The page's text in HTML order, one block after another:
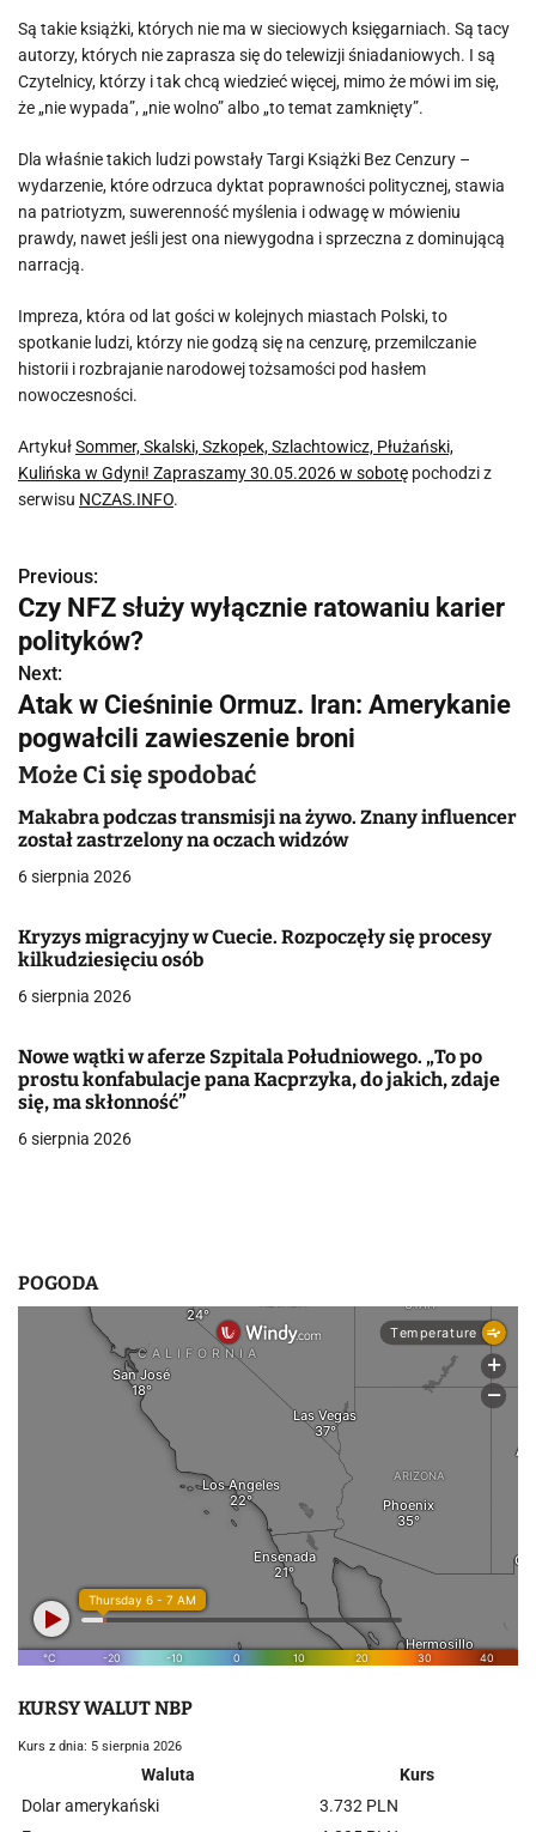
Są takie książki, których nie ma w sieciowych księgarniach. Są tacy
autorzy, których nie zaprasza się do telewizji śniadaniowych. I są
Czytelnicy, którzy i tak chcą wiedzieć więcej, mimo że mówi im się,
że „nie wypada”, „nie wolno” albo „to temat zamknięty”.
Dla właśnie takich ludzi powstały Targi Książki Bez Cenzury –
wydarzenie, które odrzuca dyktat poprawności politycznej, stawia
na patriotyzm, suwerenność myślenia i odwagę w mówieniu
prawdy, nawet jeśli jest ona niewygodna i sprzeczna z dominującą
narracją.
Impreza, która od lat gości w kolejnych miastach Polski, to
spotkanie ludzi, którzy nie godzą się na cenzurę, przemilczanie
historii i rozbrajanie narodowej tożsamości pod hasłem
nowoczesności.
ArtykułSommer, Skalski, Szkopek, Szlachtowicz, Płużański,
Kulińska w Gdyni! Zapraszamy 30.05.2026 w sobotę pochodzi z
serwisu NCZAS.INFO.
N
a
w
i
g
a
c
a
w
i
s
Previous:
Czy NFZ służy wyłącznie ratowaniu karier
polityków?
Next:
Atak w Cieśninie Ormuz. Iran: Amerykanie
pogwałcili zawieszenie broni
Może Ci się spodobać
Makabra podczas transmisji na żywo. Znany influencer
został zastrzelony na oczach widzów
6 sierpnia 2026
Kryzys migracyjny w Cuecie. Rozpoczęły się procesy
kilkudziesięciu osób
6 sierpnia 2026
Nowe wątki w aferze Szpitala Południowego. „To po
prostu konfabulacje pana Kacprzyka, do jakich, zdaje
się, ma skłonność”
6 sierpnia 2026
POGODA
KURSY WALUT NBP
Kurs z dnia: 5 sierpnia 2026
Waluta
Kurs
Dolar amerykański
3.732 PLN